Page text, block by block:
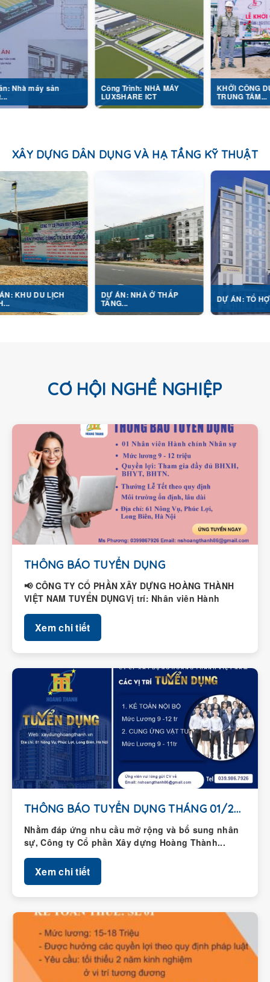
Công Trình: NHÀ MÁY
LUXSHARE ICT
KHỞI CÔNG DỰ ÁN
TRUNG TÂM...
XÂY DỰNG DÂN DỤNG VÀ HẠ TẦNG KỸ THUẬT
LỊCH DỰ ÁN: NHÀ Ở THẤP DỰ ÁN: TỔ HỢP Y TẾ...
CƠ HỘI NGHỀ NGHIỆP
THÔNG BÁO TUYỂN DỤNG
📢 CÔNG TY CỔ PHẦN XÂY DỰNG HOÀNG THÀNH
VIỆT NAM TUYỂN DỤNGVị trí: Nhân viên Hành
chính – Nhân...
Xem chi tiết
THÔNG BÁO TUYỂN DỤNG THÁNG 01/2026
Nhằm đáp ứng nhu cầu mở rộng và bổ sung nhân
sự, Công ty Cổ phần Xây dựng Hoàng Thành...
Xem chi tiết